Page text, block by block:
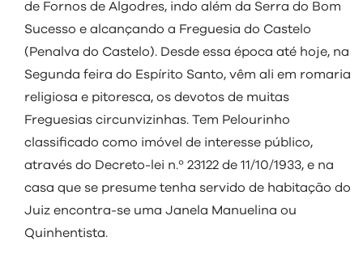
de Fornos de Algodres, indo além da Serra do Bom
Sucesso e alcançando a Freguesia do Castelo
(Penalva do Castelo). Desde essa época até hoje, na
Segunda feira do Espírito Santo, vêm ali em romaria
religiosa e pitoresca, os devotos de muitas
Freguesias circunvizinhas. Tem Pelourinho
classificado como imóvel de interesse público,
através do Decreto-lei n.º 23122 de 11/10/1933, e na
casa que se presume tenha servido de habitação do
Juiz encontra-se uma Janela Manuelina ou
Quinhentista.